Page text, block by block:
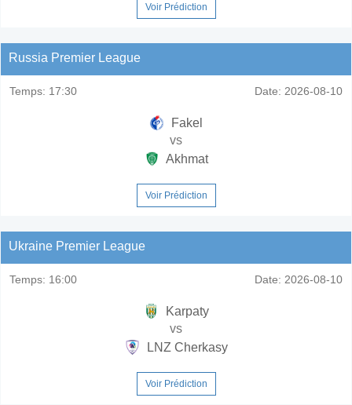
Voir Prédiction
Russia Premier League
Temps: 17:30 Date: 2026-08-10
Fakel
vs
Akhmat
Voir Prédiction
Ukraine Premier League
Temps: 16:00 Date: 2026-08-10
Karpaty
vs
LNZ Cherkasy
Voir Prédiction